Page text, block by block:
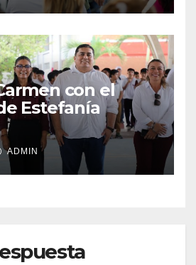
con el
Estefanía
ADMIN